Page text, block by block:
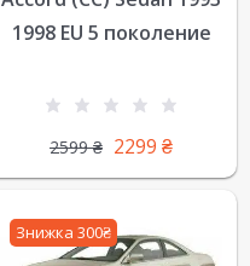
1998 EU 5 поколение
2599₴ 2299 ₴
Знижка 300₴